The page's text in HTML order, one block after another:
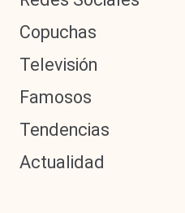
Copuchas
Televisión
Famosos
Tendencias
Actualidad